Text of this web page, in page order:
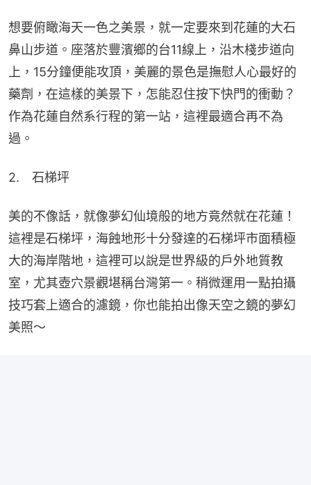
想要俯瞰海天一色之美景，就一定要來到花蓮的大石
鼻山步道。座落於豐濱鄉的台11線上，沿木棧步道向
上，15分鐘便能攻頂，美麗的景色是撫慰人心最好的
藥劑，在這樣的美景下，怎能忍住按下快門的衝動？
作為花蓮自然系行程的第一站，這裡最適合再不為
過。
2.　石梯坪
美的不像話，就像夢幻仙境般的地方竟然就在花蓮！
這裡是石梯坪，海蝕地形十分發達的石梯坪市面積極
大的海岸階地，這裡可以說是世界級的戶外地質教
室，尤其壺穴景觀堪稱台灣第一。稍微運用一點拍攝
技巧套上適合的濾鏡，你也能拍出像天空之鏡的夢幻
美照～